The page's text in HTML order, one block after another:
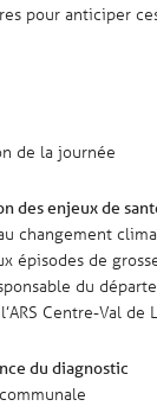
pour anticiper
de la journée
des enjeux de
changement
épisodes de
du
Centre-Val de
du diagnostic